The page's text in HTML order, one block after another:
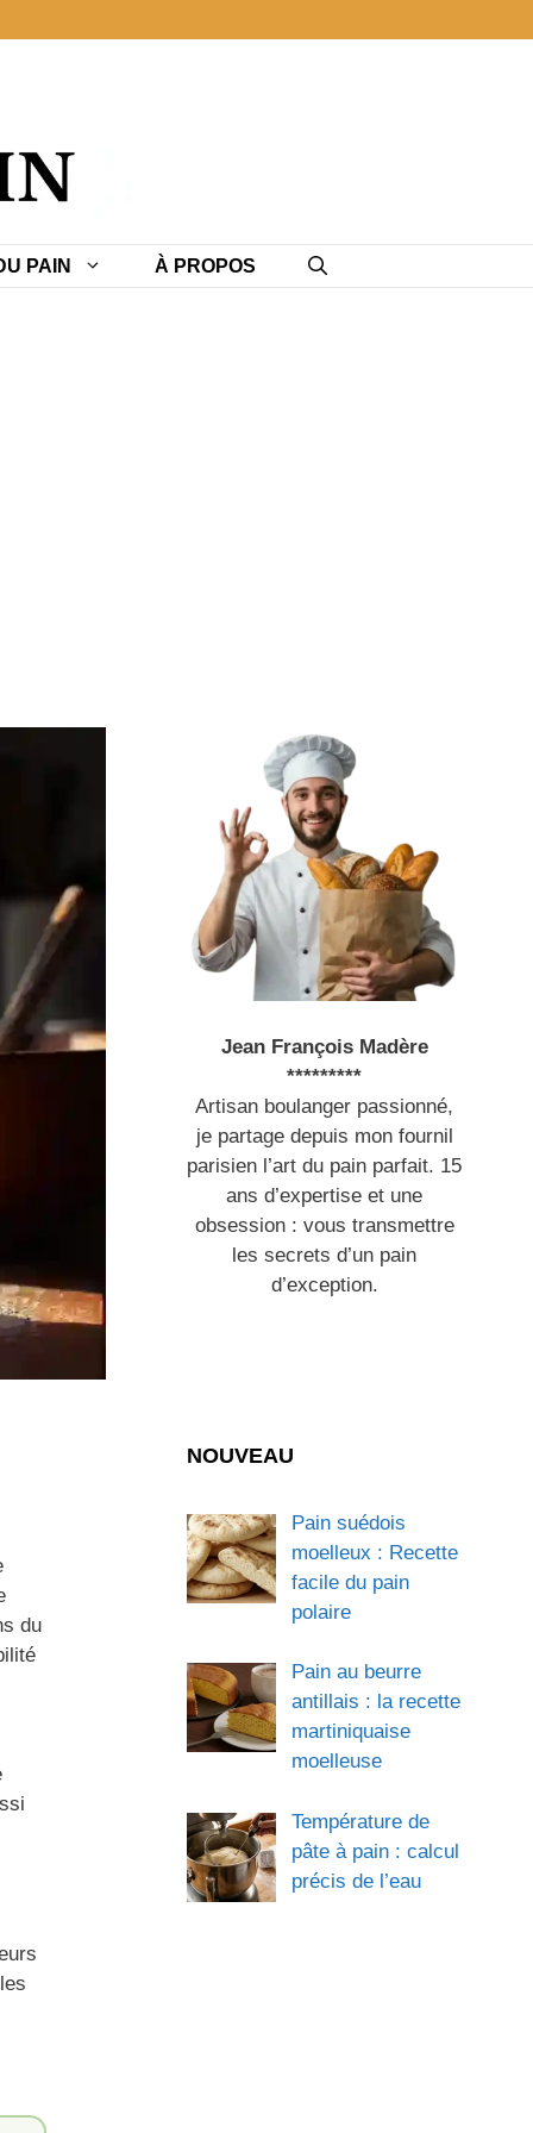
PAIN À PROPOS
du
Jean François Madère
*********
Artisan boulanger passionné,
je partage depuis mon fournil
parisien l’art du pain parfait. 15
ans d’expertise et une
obsession : vous transmettre
les secrets d’un pain
d’exception.
NOUVEAU
Pain suédois
moelleux : Recette
facile du pain
polaire
Pain au beurre
antillais : la recette
martiniquaise
moelleuse
Température de
pâte à pain : calcul
précis de l’eau